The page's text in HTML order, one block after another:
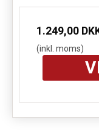
1.249,00
(inkl. moms)